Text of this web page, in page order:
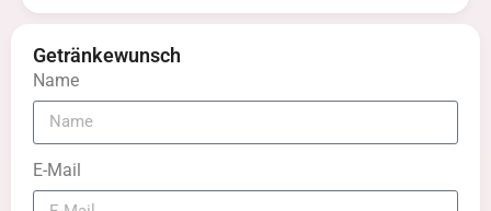
Getränkewunsch
Name
E-Mail